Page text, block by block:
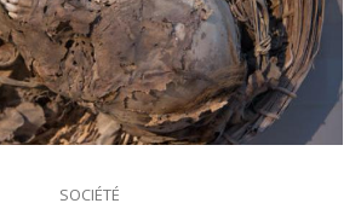
SOCIÉTÉ